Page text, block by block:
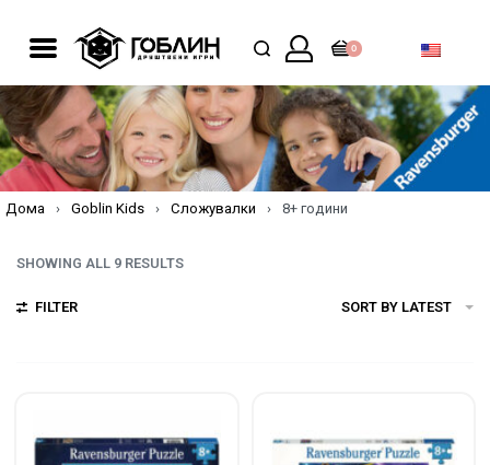
0
Дома › Goblin Kids › Сложувалки › 8+ години
SHOWING ALL 9 RESULTS
FILTER SORT BY LATEST